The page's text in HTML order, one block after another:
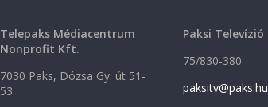
Telepaks Médiacentrum
Nonprofit Kft.
7030 Paks, Dózsa Gy. út 51-
53.
Paksi Televízió
75/830-380
paksitv@paks.hu